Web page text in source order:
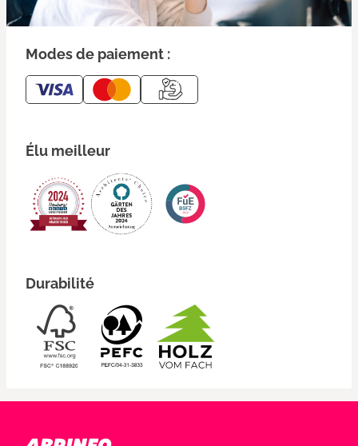
Modes de paiement :
Élu meilleur
Durabilité